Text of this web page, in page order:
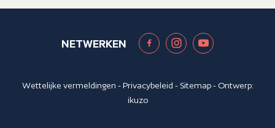
NETWERKEN
Wettelijke vermeldingen -Privacybeleid - Sitemap- Ontwerp:
ikuzo